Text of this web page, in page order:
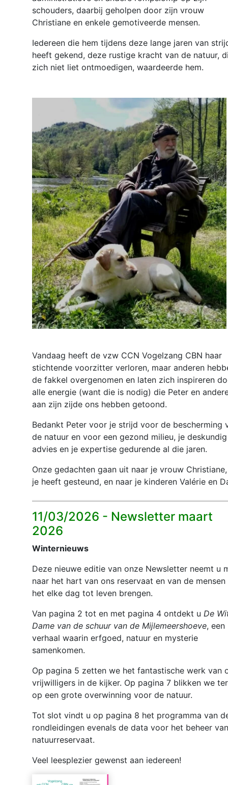
schouders, daarbij geholpen door zijn vrouw
Christiane en enkele gemotiveerde mensen.
Iedereen die hem tijdens deze lange jaren van
heeft gekend, deze rustige kracht van de natuur,
zich niet liet ontmoedigen, waardeerde hem.
Vandaag heeft de vzw CCN Vogelzang CBN haar
stichtende voorzitter verloren, maar anderen
de fakkel overgenomen en laten zich inspireren
alle energie (want die is nodig) die Peter en
aan zijn zijde ons hebben getoond.
Bedankt Peter voor je strijd voor de bescherming
de natuur en voor een gezond milieu, je deskundig
advies en je expertise gedurende al die jaren.
Onze gedachten gaan uit naar je vrouw
je heeft gesteund, en naar je kinderen Valérie en
11/03/2026 - Newsletter maart
2026
Winternieuws
Deze nieuwe editie van onze Newsletter neemt u
naar het hart van ons reservaat en van de mensen
het elke dag tot leven brengen.
Van pagina 2 tot en met pagina 4 ontdekt u De
Dame van de schuur van de Mĳlemeershoeve, een
verhaal waarin erfgoed, natuur en mysterie
samenkomen.
Op pagina 5 zetten we het fantastische werk van
vrĳwilligers in de kĳker. Op pagina 7 blikken we
op een grote overwinning voor de natuur.
Tot slot vindt u op pagina 8 het programma van
rondleidingen evenals de data voor het beheer
natuurreservaat.
Veel leesplezier gewenst aan iedereen!